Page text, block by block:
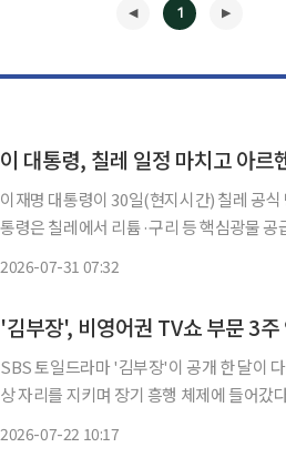
1
이재명 대통령이 30일(현지시간) 칠레 공식 방문 일정을 마치
통령은 칠레에서 리튬·구리 등 핵심광물
2026-07-31 07:32
'김부장', 비영어권 TV쇼 부문 3
SBS 토일드라마 '김부장'이 공개 한 달이
상 자리를 지키며 장기 흥행 체제에 들어갔다. 22일 넷플릭스 공식 집계 사이트 투둠
2026-07-22 10:17